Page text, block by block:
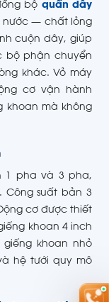
bộ quấn dây
nước — chất lỏng
cuộn dây, giúp
bộ phận chuyển
khác. Vỏ máy
cơ vận hành
khoan mà không
1 pha và 3 pha,
. Công suất bản 3
cơ được thiết
khoan 4 inch
giếng khoan nhỏ
hệ tưới quy mô